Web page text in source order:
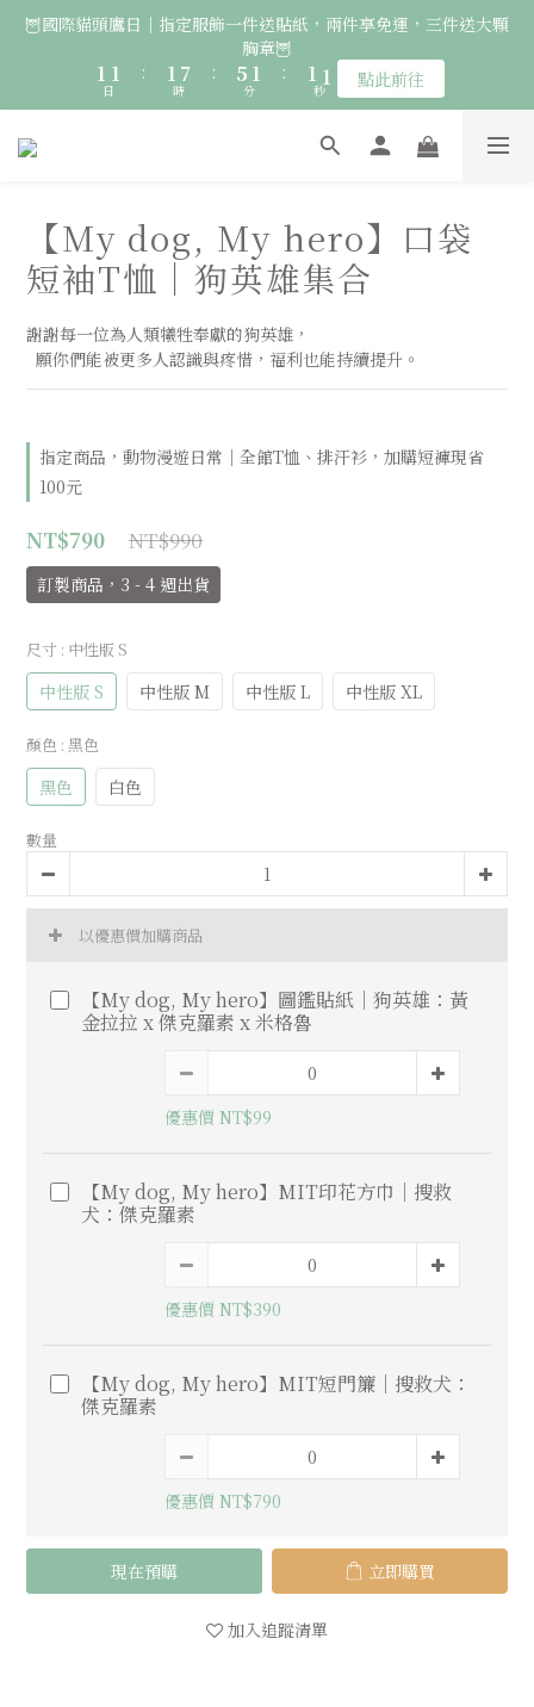
🚛 登入會員｜即享2000免運 🚛 會員中心完成訂閱，再送50元購
物金！
3
1
0
5
3
2
3
2
1
0
🦉國際貓頭鷹日｜指定服飾一件送貼紙，兩件享免運，三件送大顆
胸章🦉
3
1
0
3
1
0
日
:
3
1
0
9
7
6
1
0
時
:
7
6
5
4
3
2
1
0
分
:
3
1
0
3
1
0
秒 點此前往
🚛 登入會員｜即享2000免運 🚛 會員中心完成訂閱，再送50元購
【My dog, My hero】口袋
短袖T恤｜狗英雄集合
謝謝每一位為人類犧牲奉獻的狗英雄，
  願你們能被更多人認識與疼惜，福利也能持續提升。
指定商品，動物漫遊日常｜全館T恤、排汗衫，加購短褲現省
100元
NT$990
NT$790
訂製商品，3 - 4 週出貨
尺寸 : 中性版 S
中性版 S 中性版 M 中性版 L 中性版 XL
顏色 : 黑色
黑色 白色
數量
以優惠價加購商品
【My dog, My hero】圖鑑貼紙｜狗英雄：黃
金拉拉 x 傑克羅素 x 米格魯
優惠價 NT$99
【My dog, My hero】MIT印花方巾｜搜救
犬：傑克羅素
優惠價 NT$390
【My dog, My hero】MIT短門簾｜搜救犬：
傑克羅素
優惠價 NT$790
現在預購 立即購買
加入追蹤清單